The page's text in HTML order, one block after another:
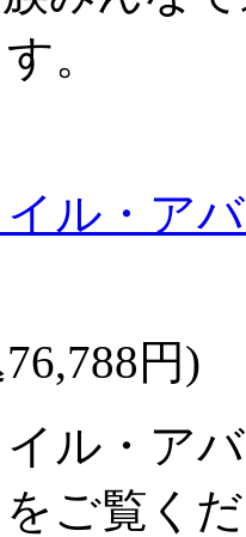
。
ル・ア
円)
ル・ア
ご覧く